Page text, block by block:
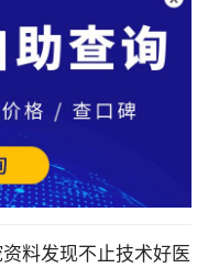
料发现不止技术好医